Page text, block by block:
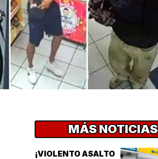
MÁS NOTICIAS
¡VIOLENTO ASALTO